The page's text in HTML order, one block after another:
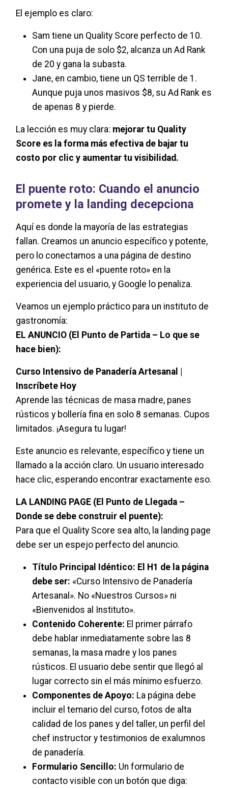
El ejemplo es claro:
Sam tiene un Quality Score perfecto de 10.
Con una puja de solo $2, alcanza un Ad Rank
de 20 y gana la subasta.
Jane, en cambio, tiene un QS terrible de 1.
Aunque puja unos masivos $8, su Ad Rank es
de apenas 8 y pierde.
La lección es muy clara: mejorar tu Quality
Score es la forma más efectiva de bajar tu
costo por clic y aumentar tu visibilidad.
El puente roto: Cuando el anuncio
promete y la landing decepciona
Aquí es donde la mayoría de las estrategias
fallan. Creamos un anuncio específico y potente,
pero lo conectamos a una página de destino
genérica. Este es el «puente roto» en la
experiencia del usuario, y Google lo penaliza.
Veamos un ejemplo práctico para un instituto de
gastronomía:
EL ANUNCIO (El Punto de Partida – Lo que se
hace bien):
Curso Intensivo de Panadería Artesanal |
Inscríbete Hoy
Aprende las técnicas de masa madre, panes
rústicos y bollería fina en solo 8 semanas. Cupos
limitados. ¡Asegura tu lugar!
Este anuncio es relevante, específico y tiene un
llamado a la acción claro. Un usuario interesado
hace clic, esperando encontrar exactamente eso.
LA LANDING PAGE (El Punto de Llegada –
Donde se debe construir el puente):
Para que el Quality Score sea alto, la landing page
debe ser un espejo perfecto del anuncio.
Título Principal Idéntico: El H1 de la página
debe ser: «Curso Intensivo de Panadería
Artesanal». No «Nuestros Cursos» ni
«Bienvenidos al Instituto».
Contenido Coherente: El primer párrafo
debe hablar inmediatamente sobre las 8
semanas, la masa madre y los panes
rústicos. El usuario debe sentir que llegó al
lugar correcto sin el más mínimo esfuerzo.
Componentes de Apoyo: La página debe
incluir el temario del curso, fotos de alta
calidad de los panes y del taller, un perfil del
chef instructor y testimonios de exalumnos
de panadería.
Formulario Sencillo: Un formulario de
contacto visible con un botón que diga: